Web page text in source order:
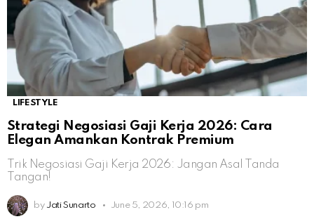
LIFESTYLE
Strategi Negosiasi Gaji Kerja 2026: Cara
Elegan Amankan Kontrak Premium
Trik Negosiasi Gaji Kerja 2026: Jangan Asal Tanda
Tangan!
by Jati Sunarto June 5, 2026, 10:16 pm